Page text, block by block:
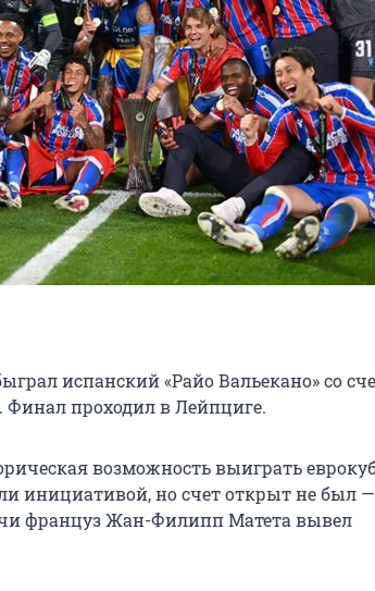
испанский «Райо Вальекано» со
Финал проходил в Лейпциге.
возможность выиграть
инициативой, но счет открыт не был —
француз Жан-Филипп Матета вывел